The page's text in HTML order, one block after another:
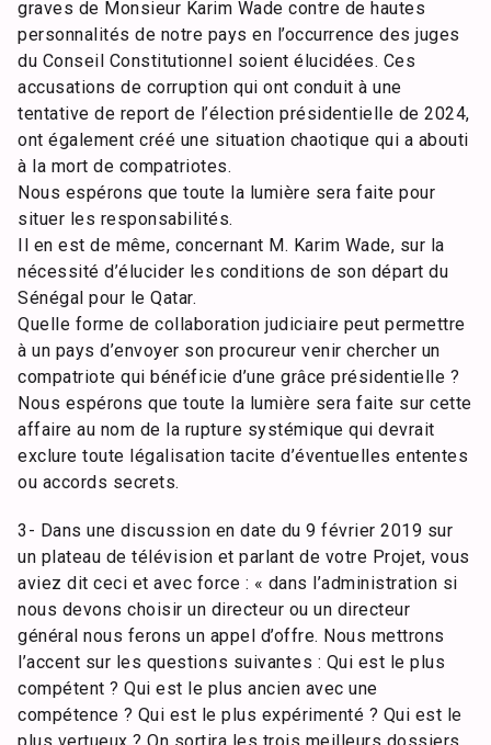
graves de Monsieur Karim Wade contre de hautes
personnalités de notre pays en l’occurrence des juges
du Conseil Constitutionnel soient élucidées. Ces
accusations de corruption qui ont conduit à une
tentative de report de l’élection présidentielle de 2024,
ont également créé une situation chaotique qui a abouti
à la mort de compatriotes.
Nous espérons que toute la lumière sera faite pour
situer les responsabilités.
Il en est de même, concernant M. Karim Wade, sur la
nécessité d’élucider les conditions de son départ du
Sénégal pour le Qatar.
Quelle forme de collaboration judiciaire peut permettre
à un pays d’envoyer son procureur venir chercher un
compatriote qui bénéficie d’une grâce présidentielle ?
Nous espérons que toute la lumière sera faite sur cette
affaire au nom de la rupture systémique qui devrait
exclure toute légalisation tacite d’éventuelles ententes
ou accords secrets.
3- Dans une discussion en date du 9 février 2019 sur
un plateau de télévision et parlant de votre Projet, vous
aviez dit ceci et avec force : « dans l’administration si
nous devons choisir un directeur ou un directeur
général nous ferons un appel d’offre. Nous mettrons
l’accent sur les questions suivantes : Qui est le plus
compétent ? Qui est le plus ancien avec une
compétence ? Qui est le plus expérimenté ? Qui est le